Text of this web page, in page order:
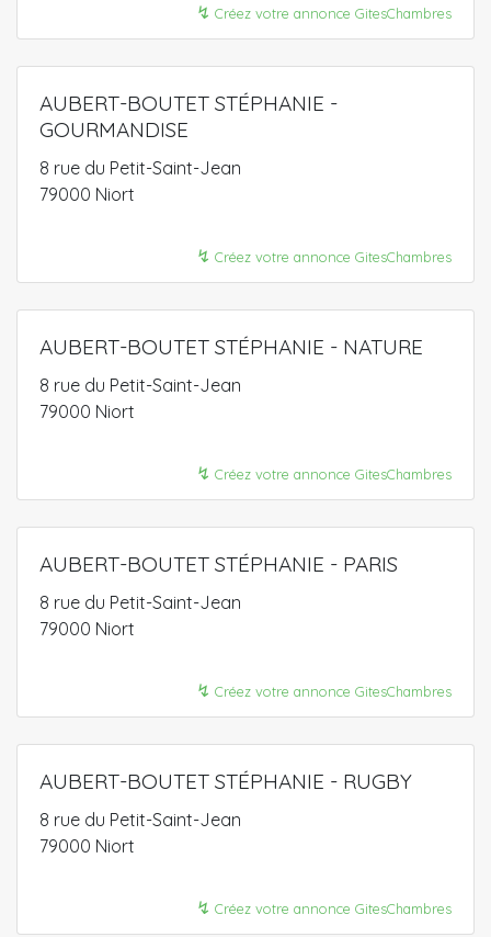
↯ Créez votre annonce GitesChambres
AUBERT-BOUTET STÉPHANIE -
GOURMANDISE
8 rue du Petit-Saint-Jean
79000 Niort
↯ Créez votre annonce GitesChambres
AUBERT-BOUTET STÉPHANIE - NATURE
8 rue du Petit-Saint-Jean
79000 Niort
↯ Créez votre annonce GitesChambres
AUBERT-BOUTET STÉPHANIE - PARIS
8 rue du Petit-Saint-Jean
79000 Niort
↯ Créez votre annonce GitesChambres
AUBERT-BOUTET STÉPHANIE - RUGBY
8 rue du Petit-Saint-Jean
79000 Niort
↯ Créez votre annonce GitesChambres